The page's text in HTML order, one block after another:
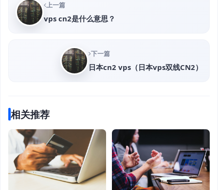
上一篇
vps cn2是什么意思？
下一篇
日本cn2 vps（日本vps双线CN2）
相关推荐